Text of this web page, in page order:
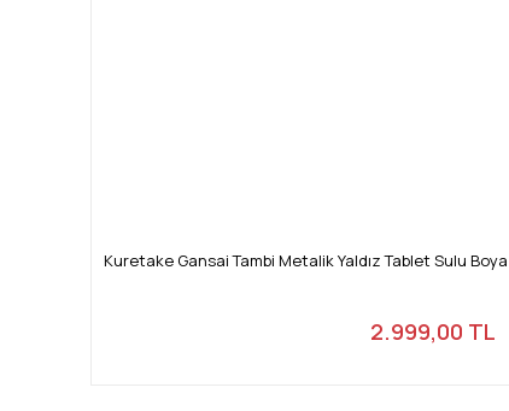
Kuretake Gansai Tambi Metalik Yaldız Tablet Sulu
2.999,00 TL